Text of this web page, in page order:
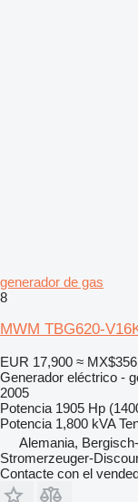
generador de gas
8
MWM TBG620-
EUR 17,900 ≈
Generador eléctrico -
2005
Potencia 1905 Hp
Potencia 1,800 kVA
Alemania,
Stromerzeuger-
Contacte con el